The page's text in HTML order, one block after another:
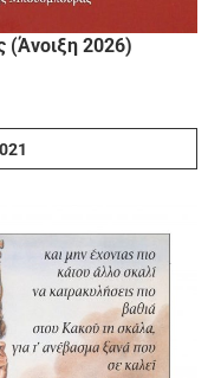
(Άνοιξη 2026)